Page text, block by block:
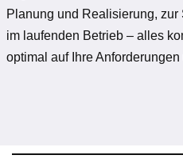
Planung und Realisierung,
im laufenden Betrieb – alles
optimal auf Ihre